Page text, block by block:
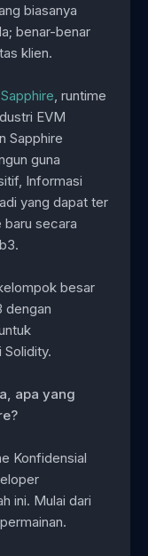
biasanya
benar-benar
klien.
Sapphire , runtime
EVM
Sapphire
guna
Informasi
yang dapat ter
secara
besar
dengan
apa yang
Konfidensial
ini. Mulai dari